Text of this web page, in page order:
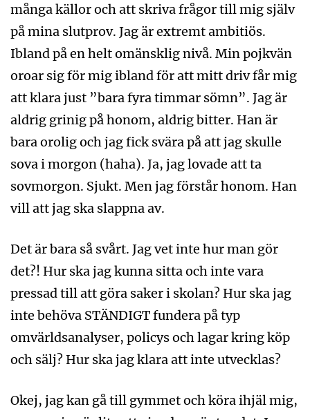
många källor och att skriva frågor till mig själv
på mina slutprov. Jag är extremt ambitiös.
Ibland på en helt omänsklig nivå. Min pojkvän
oroar sig för mig ibland för att mitt driv får mig
att klara just ”bara fyra timmar sömn”. Jag är
aldrig grinig på honom, aldrig bitter. Han är
bara orolig och jag fick svära på att jag skulle
sova i morgon (haha). Ja, jag lovade att ta
sovmorgon. Sjukt. Men jag förstår honom. Han
vill att jag ska slappna av.
Det är bara så svårt. Jag vet inte hur man gör
det?! Hur ska jag kunna sitta och inte vara
pressad till att göra saker i skolan? Hur ska jag
inte behöva STÄNDIGT fundera på typ
omvärldsanalyser, policys och lagar kring köp
och sälj? Hur ska jag klara att inte utvecklas?
Okej, jag kan gå till gymmet och köra ihjäl mig,